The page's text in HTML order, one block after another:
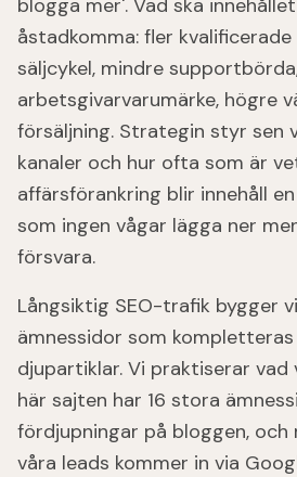
blogga mer'. Vad ska
åstadkomma: fler
säljcykel, mindre
arbetsgivarvarumärke, högre
försäljning. Strategin styr sen
kanaler och hur ofta som är
affärsförankring blir innehåll
som ingen vågar lägga ner
försvara.
Långsiktig SEO-trafik bygger
ämnessidor som
djupartiklar. Vi praktiserar
här sajten har 16 stora
fördjupningar på bloggen,
våra leads kommer in via